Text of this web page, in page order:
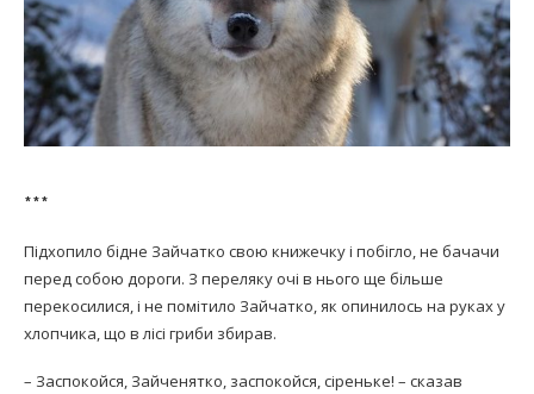
***
Підхопило бідне Зайчатко свою книжечку і побігло, не бачачи
перед собою дороги. З переляку очі в нього ще більше
перекосилися, і не помітило Зайчатко, як опинилось на руках у
хлопчика, що в лісі гриби збирав.
– Заспокойся, Зайченятко, заспокойся, сіреньке! – сказав